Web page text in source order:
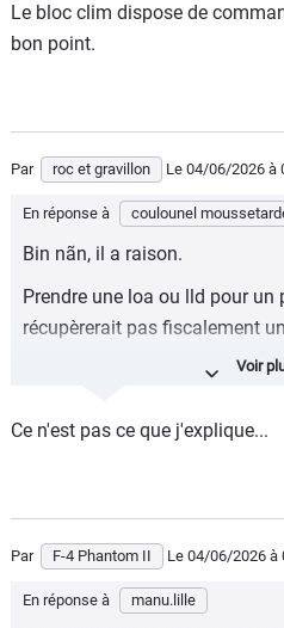
Le bloc clim dispose de
bon point.
Par roc et gravillon Le 04/06/2026 à
En réponse à coulounel
Bin nãn, il a raison.
Prendre une loa ou lld pour un
récupèrerait pas fiscalement
stupidité sans nom, chacun
Vu que les constructeurs ne
ineptie.
Ou est l'incongruité ?
Ce n'est pas ce que j'explique...
Par F-4 Phantom II Le 04/06/2026 à
En réponse à manu.lille